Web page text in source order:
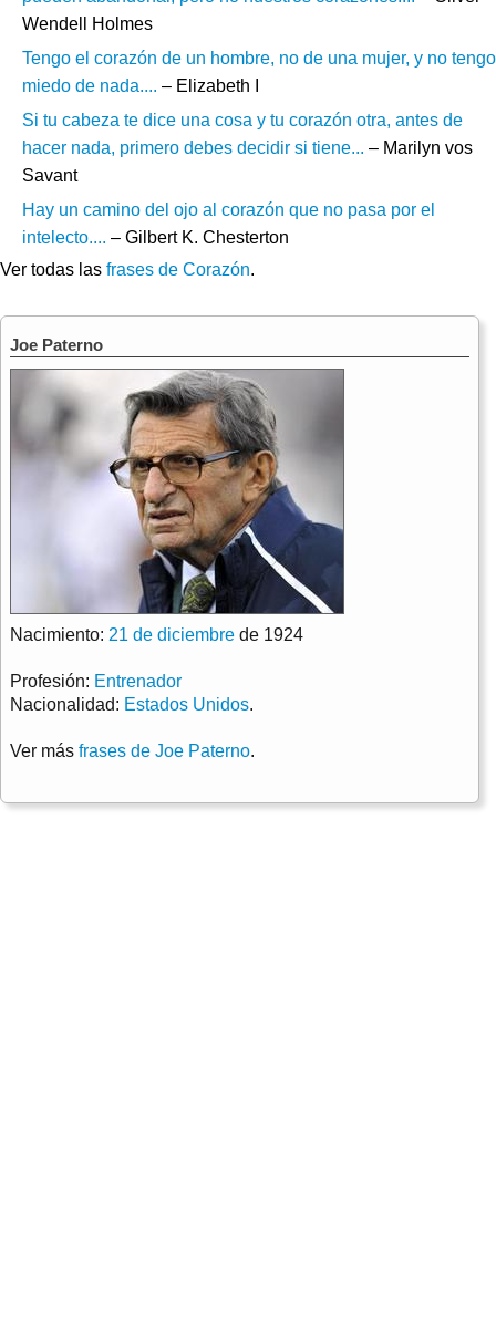
Wendell Holmes
Tengo el corazón de un hombre, no de una mujer, y no tengo
miedo de nada.... – Elizabeth I
Si tu cabeza te dice una cosa y tu corazón otra, antes de
hacer nada, primero debes decidir si tiene... – Marilyn vos
Savant
Hay un camino del ojo al corazón que no pasa por el
intelecto.... – Gilbert K. Chesterton
Ver todas las frases de Corazón.
Joe Paterno
Nacimiento: 21 de diciembre de 1924
Profesión: Entrenador
Nacionalidad: Estados Unidos.
Ver más frases de Joe Paterno.